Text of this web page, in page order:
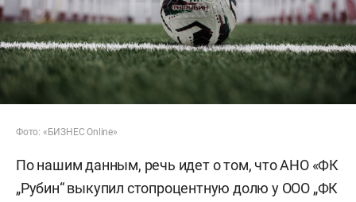
Фото: «БИЗНЕС Online»
По нашим данным, речь идет о том, что АНО «ФК
„Рубин“ выкупил стопроцентную долю у ООО „ФК